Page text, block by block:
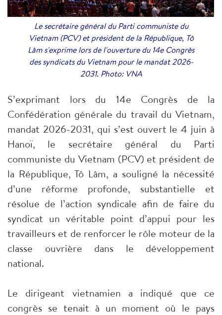
Le secrétaire général du Parti communiste du
Vietnam (PCV) et président de la République, Tô
Lâm s'exprime lors de l'ouverture du 14e Congrès
des syndicats du Vietnam pour le mandat 2026-
2031. Photo: VNA
S’exprimant lors du 14e Congrès de la
Confédération générale du travail du Vietnam,
mandat 2026-2031, qui s’est ouvert le 4 juin à
Hanoï, le secrétaire général du Parti
communiste du Vietnam (PCV) et président de
la République, Tô Lâm, a souligné la nécessité
d’une réforme profonde, substantielle et
résolue de l’action syndicale afin de faire du
syndicat un véritable point d’appui pour les
travailleurs et de renforcer le rôle moteur de la
classe ouvrière dans le développement
national.
Le dirigeant vietnamien a indiqué que ce
congrès se tenait à un moment où le pays